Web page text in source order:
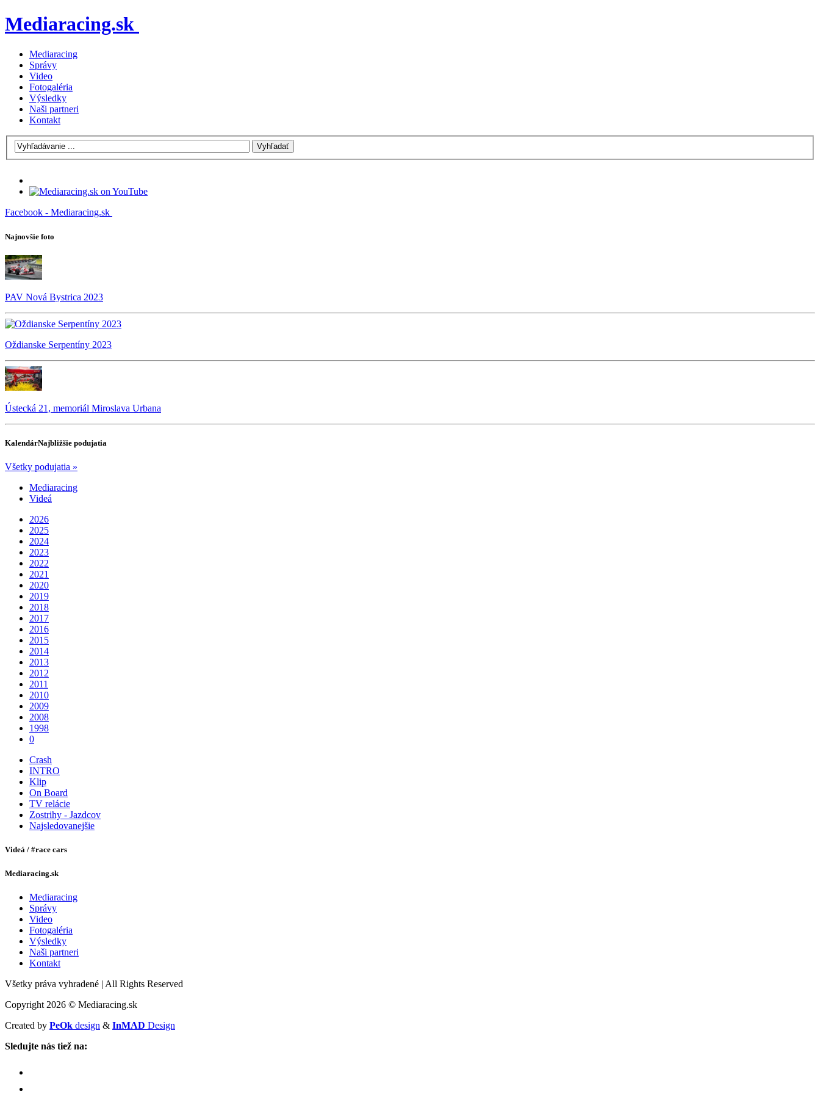
Mediaracing.sk
Mediaracing
Správy
Video
Fotogaléria
Výsledky
Naši partneri
Kontakt
Facebook - Mediaracing.sk
Najnovšie foto
PAV Nová Bystrica 2023
Oždianske Serpentíny 2023
Ústecká 21, memoriál Miroslava Urbana
KalendárNajbližšie podujatia
Všetky podujatia »
Mediaracing
Videá
2026
2025
2024
2023
2022
2021
2020
2019
2018
2017
2016
2015
2014
2013
2012
2011
2010
2009
2008
1998
0
Crash
INTRO
Klip
On Board
TV relácie
Zostrihy - Jazdcov
Najsledovanejšie
Videá / #race cars
Mediaracing.sk
Mediaracing
Správy
Video
Fotogaléria
Výsledky
Naši partneri
Kontakt
Všetky práva vyhradené | All Rights Reserved
Copyright 2026 © Mediaracing.sk
Created by PeOk design & InMAD Design
Sledujte nás tiež na: